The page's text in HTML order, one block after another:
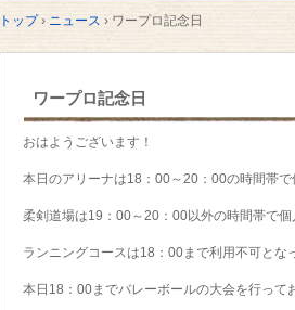
トップ › ニュース › ワープロ記念日
ワープロ記念日
おはようございます！
本日のアリーナは18：00～20：00の時間帯で
柔剣道場は19：00～20：00以外の時間帯で個
ランニングコースは18：00まで利用不可とな
本日18：00までバレーボールの大会を行って